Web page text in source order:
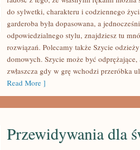
DEKORACYJNE
SZYCIE
DOMU
do sylwetki, charakteru i codziennego
garderoba była dopasowana, a
odpowiedzialnego stylu, znajdziesz tu
rozwiązań. Polecamy także Szycie
domowych. Szycie może być
zwłaszcza gdy w grę wchodzi przeróbka
Read More ]
Przewidywania dla